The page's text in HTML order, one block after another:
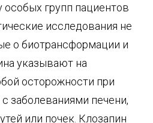
групп пациентов
исследования не
о биотрансформации и
указывают на
осторожности при
заболеваниями печени,
или почек. Клозапин